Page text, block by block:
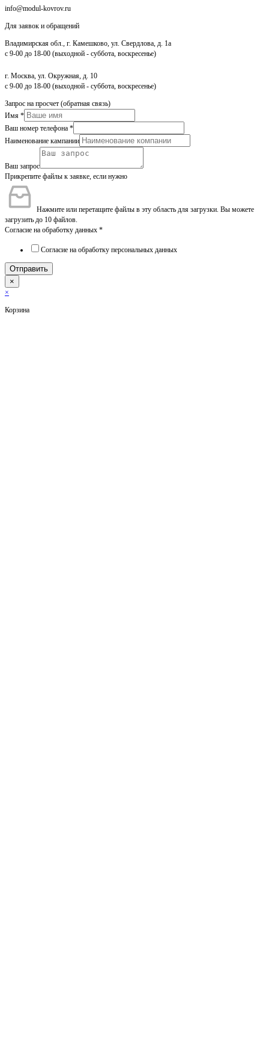
info@modul-kovrov.ru
Для заявок и обращений
Владимирская обл., г. Камешково, ул. Свердлова, д. 1а
с 9-00 до 18-00 (выходной - суббота, воскресенье)
г. Москва, ул. Окружная, д. 10
с 9-00 до 18-00 (выходной - суббота, воскресенье)
Запрос на просчет (обратная связь)
Имя *
Ваш номер телефона *
Наименование кампании
Ваш запрос
Прикрепите файлы к заявке, если нужно
Нажмите или перетащите файлы в эту область для загрузки. Вы можете
загрузить до 10 файлов.
Согласие на обработку данных *
Согласие на обработку персональных данных
Отправить
×
×
Корзина